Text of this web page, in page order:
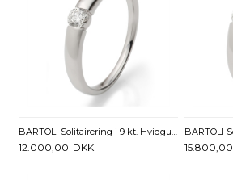
BARTOLI Solitairering i 9 kt. Hvidguld med Diamant - 0,21 ct.
12.000,00 DKK 15.800,00